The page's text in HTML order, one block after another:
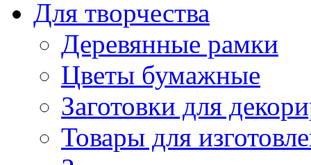
Для творчества
Деревянные рамки
Цветы бумажные
Заготовки для
Товары для